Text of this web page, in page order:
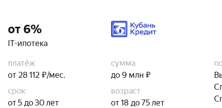
от 6%
IT-ипотека
платёж
от 28 112 ₽/мес.
сумма
до 9 млн ₽
срок
от 5 до 30 лет
возраст
от 18 до 75 лет